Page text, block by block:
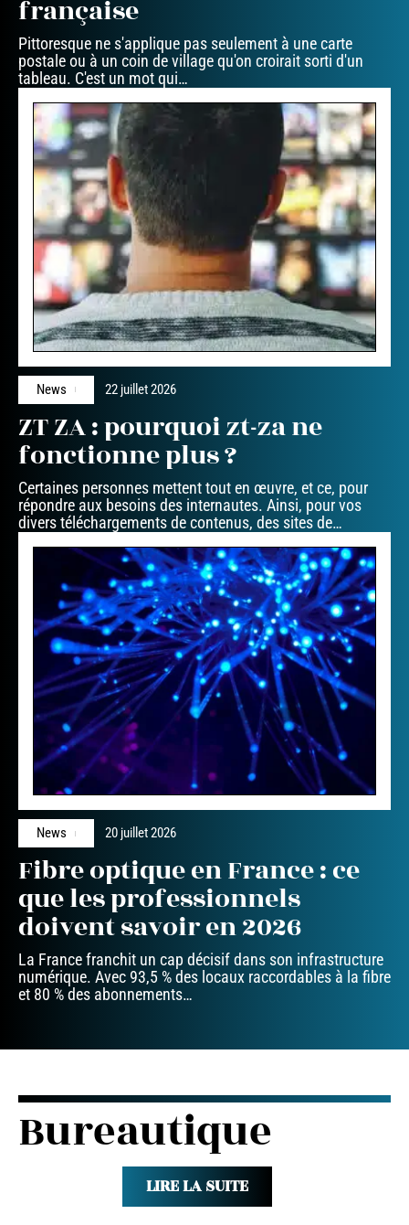
française
Pittoresque ne s'applique pas seulement à une carte
postale ou à un coin de village qu'on croirait sorti d'un
tableau. C'est un mot qui…
News 22 juillet 2026
ZT ZA : pourquoi zt-za ne
fonctionne plus ?
Certaines personnes mettent tout en œuvre, et ce, pour
répondre aux besoins des internautes. Ainsi, pour vos
divers téléchargements de contenus, des sites de…
News 20 juillet 2026
Fibre optique en France : ce
que les professionnels
doivent savoir en 2026
La France franchit un cap décisif dans son infrastructure
numérique. Avec 93,5 % des locaux raccordables à la fibre
et 80 % des abonnements…
Bureautique
LIRE LA SUITE